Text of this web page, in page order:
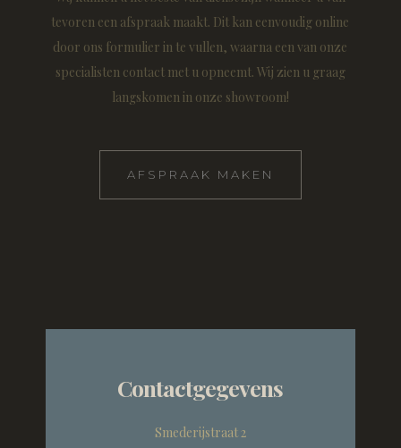
tevoren een afspraak maakt. Dit kan eenvoudig online
door ons formulier in te vullen, waarna een van onze
specialisten contact met u opneemt. Wij zien u graag
langskomen in onze showroom!
AFSPRAAK MAKEN
Contactgegevens
Smederijstraat 2